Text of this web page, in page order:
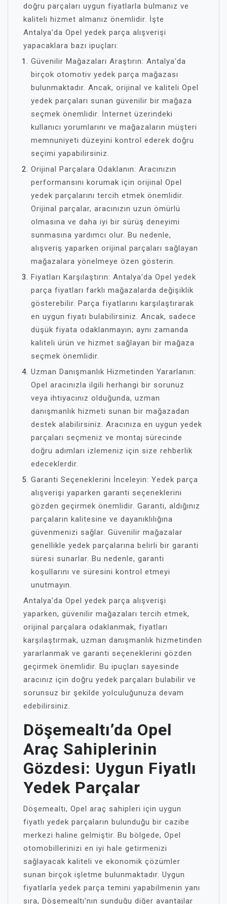
doğru parçaları uygun fiyatlarla bulmanız ve
kaliteli hizmet almanız önemlidir. İşte
Antalya'da Opel yedek parça alışverişi
yapacaklara bazı ipuçları:
Güvenilir Mağazaları Araştırın: Antalya'da
birçok otomotiv yedek parça mağazası
bulunmaktadır. Ancak, orijinal ve kaliteli Opel
yedek parçaları sunan güvenilir bir mağaza
seçmek önemlidir. İnternet üzerindeki
kullanıcı yorumlarını ve mağazaların müşteri
memnuniyeti düzeyini kontrol ederek doğru
seçimi yapabilirsiniz.
Orijinal Parçalara Odaklanın: Aracınızın
performansını korumak için orijinal Opel
yedek parçalarını tercih etmek önemlidir.
Orijinal parçalar, aracınızın uzun ömürlü
olmasına ve daha iyi bir sürüş deneyimi
sunmasına yardımcı olur. Bu nedenle,
alışveriş yaparken orijinal parçaları sağlayan
mağazalara yönelmeye özen gösterin.
Fiyatları Karşılaştırın: Antalya'da Opel yedek
parça fiyatları farklı mağazalarda değişiklik
gösterebilir. Parça fiyatlarını karşılaştırarak
en uygun fiyatı bulabilirsiniz. Ancak, sadece
düşük fiyata odaklanmayın; aynı zamanda
kaliteli ürün ve hizmet sağlayan bir mağaza
seçmek önemlidir.
Uzman Danışmanlık Hizmetinden Yararlanın:
Opel aracınızla ilgili herhangi bir sorunuz
veya ihtiyacınız olduğunda, uzman
danışmanlık hizmeti sunan bir mağazadan
destek alabilirsiniz. Aracınıza en uygun yedek
parçaları seçmeniz ve montaj sürecinde
doğru adımları izlemeniz için size rehberlik
edeceklerdir.
Garanti Seçeneklerini İnceleyin: Yedek parça
alışverişi yaparken garanti seçeneklerini
gözden geçirmek önemlidir. Garanti, aldığınız
parçaların kalitesine ve dayanıklılığına
güvenmenizi sağlar. Güvenilir mağazalar
genellikle yedek parçalarına belirli bir garanti
süresi sunarlar. Bu nedenle, garanti
koşullarını ve süresini kontrol etmeyi
unutmayın.
Antalya'da Opel yedek parça alışverişi
yaparken, güvenilir mağazaları tercih etmek,
orijinal parçalara odaklanmak, fiyatları
karşılaştırmak, uzman danışmanlık hizmetinden
yararlanmak ve garanti seçeneklerini gözden
geçirmek önemlidir. Bu ipuçları sayesinde
aracınız için doğru yedek parçaları bulabilir ve
sorunsuz bir şekilde yolculuğunuza devam
edebilirsiniz.
Döşemealtı’da Opel
Araç Sahiplerinin
Gözdesi: Uygun Fiyatlı
Yedek Parçalar
Döşemealtı, Opel araç sahipleri için uygun
fiyatlı yedek parçaların bulunduğu bir cazibe
merkezi haline gelmiştir. Bu bölgede, Opel
otomobillerinizi en iyi hale getirmenizi
sağlayacak kaliteli ve ekonomik çözümler
sunan birçok işletme bulunmaktadır. Uygun
fiyatlarla yedek parça temini yapabilmenin yanı
sıra, Döşemealtı'nın sunduğu diğer avantajlar